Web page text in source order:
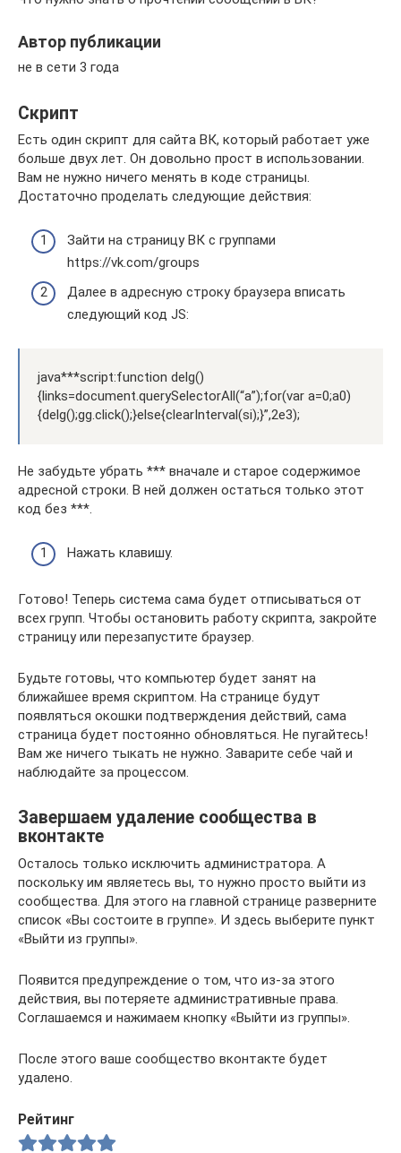
Автор публикации
не в сети 3 года
Скрипт
Есть один скрипт для сайта ВК, который работает уже
больше двух лет. Он довольно прост в использовании.
Вам не нужно ничего менять в коде страницы.
Достаточно проделать следующие действия:
Зайти на страницу ВК с группами
https://vk.com/groups
Далее в адресную строку браузера вписать
следующий код JS:
java***script:function delg()
{links=document.querySelectorAll(“a”);for(var a=0;a0)
{delg();gg.click();}else{clearInterval(si);}”,2e3);
Не забудьте убрать *** вначале и старое содержимое
адресной строки. В ней должен остаться только этот
код без ***.
Нажать клавишу.
Готово! Теперь система сама будет отписываться от
всех групп. Чтобы остановить работу скрипта, закройте
страницу или перезапустите браузер.
Будьте готовы, что компьютер будет занят на
ближайшее время скриптом. На странице будут
появляться окошки подтверждения действий, сама
страница будет постоянно обновляться. Не пугайтесь!
Вам же ничего тыкать не нужно. Заварите себе чай и
наблюдайте за процессом.
Завершаем удаление сообщества в
вконтакте
Осталось только исключить администратора. А
поскольку им являетесь вы, то нужно просто выйти из
сообщества. Для этого на главной странице разверните
список «Вы состоите в группе». И здесь выберите пункт
«Выйти из группы».
Появится предупреждение о том, что из-за этого
действия, вы потеряете административные права.
Соглашаемся и нажимаем кнопку «Выйти из группы».
После этого ваше сообщество вконтакте будет
удалено.
Рейтинг